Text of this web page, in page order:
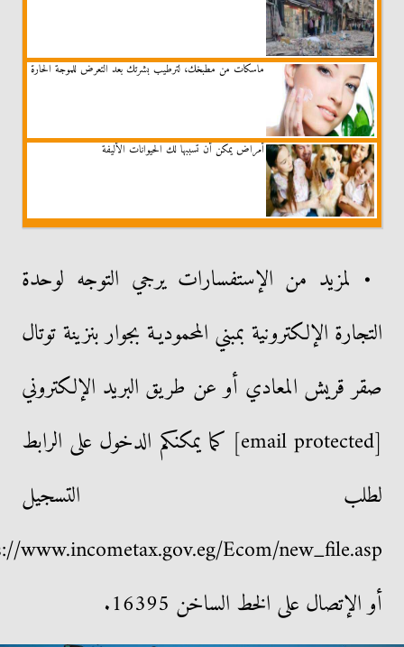
ماسكات من مطبخك، لترطيب بشرتك بعد التعرض للموجة الحارة
أمراض يمكن أن تسببها لك الحيوانات الأليفة
• لمزيد من الإستفسارات يرجي التوجه لوحدة
التجارة الإلكترونية بمبني المحموديـة بجوار بنزينة توتال
صقر قريش المعادي أو عن طريق البريد الإلكتروني
[email protected] كما يمكنكم الدخول على الرابط
لطلب التسجيل
www.incometax.gov.eg/Ecom/new_file.asp
أو الإتصال على الخط الساخن 16395.